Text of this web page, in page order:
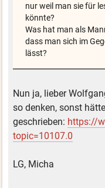
nur weil man sie für
könnte?
Was hat man als
dass man sich im
lässt?
Nun ja, lieber
so denken, sonst
geschrieben: https://
topic=10107.0
LG, Micha